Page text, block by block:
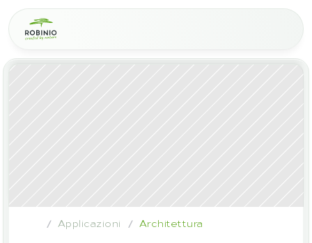
/ Applicazioni / Architettura